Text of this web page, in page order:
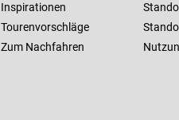
Inspirationen
Tourenvorschläge
Zum Nachfahren